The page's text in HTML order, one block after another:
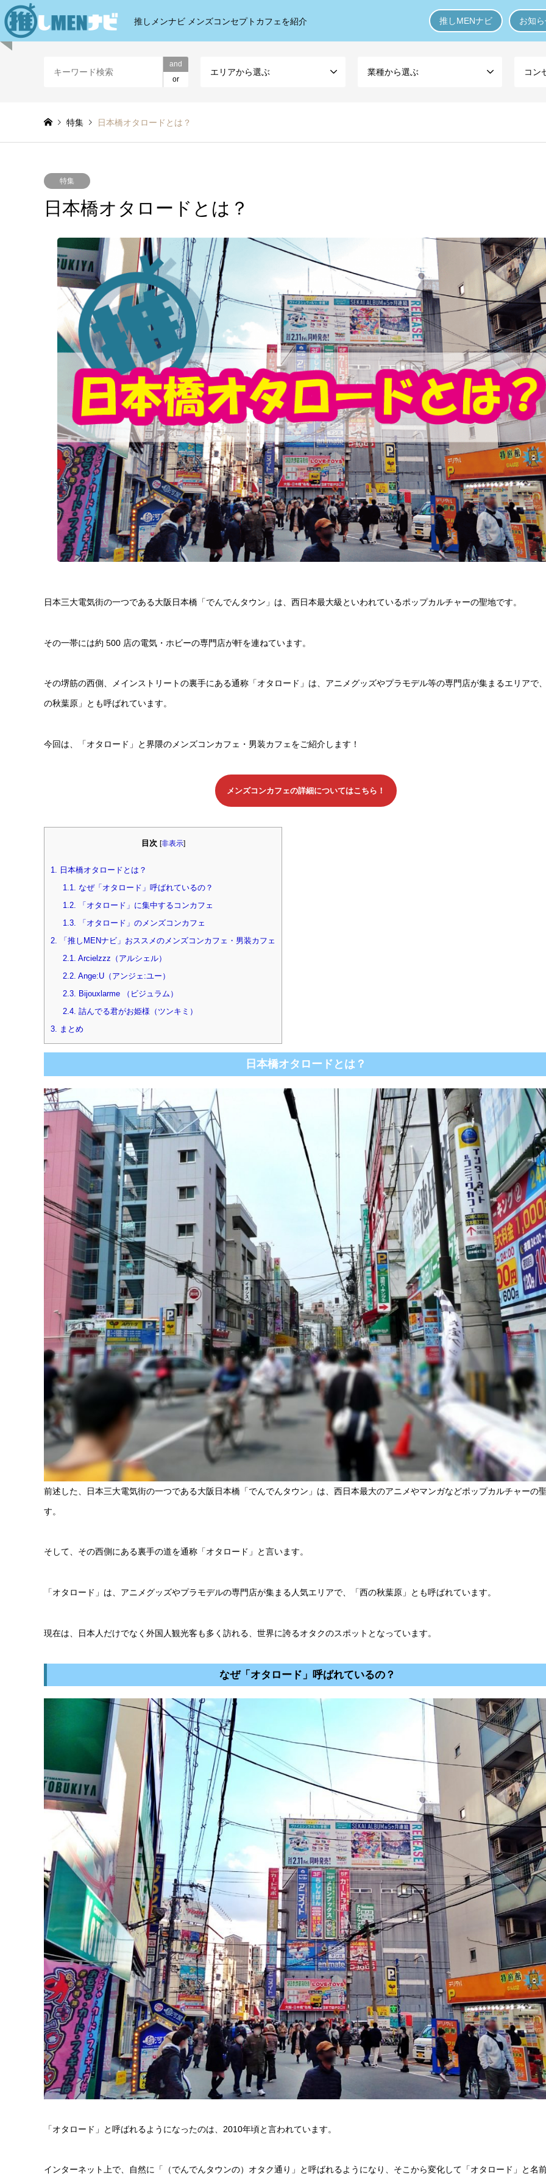
推しメンナビ メンズコンセプトカフェを紹介 推しMENナビ お知
and
or
エリアから選ぶ 業種から選ぶ コン
特集 日本橋オタロードとは？
特集
日本橋オタロードとは？
日本三大電気街の一つである大阪日本橋「でんでんタウン」は、西日本最大級といわれているポップカルチャーの聖地です。
その一帯には約 500 店の電気・ホビーの専門店が軒を連ねています。
その堺筋の西側、メインストリートの裏手にある通称「オタロード」は、アニメグッズやプラモデル等の専門店が集まるエリアで
の秋葉原」とも呼ばれています。
今回は、「オタロード」と界隈のメンズコンカフェ・男装カフェをご紹介します！
メンズコンカフェの詳細についてはこちら！
目次 [非表示]
1.
日本橋オタロードとは？
1.1.
なぜ「オタロード」呼ばれているの？
1.2.
「オタロード」に集中するコンカフェ
1.3.
「オタロード」のメンズコンカフェ
2.
「推しMENナビ」おススメのメンズコンカフェ・男装カフェ
2.1. Arcielzzz（アルシェル）
2.2. Ange:U（アンジェ:ユー）
2.3. Bijouxlarme （ビジュラム）
2.4. 詰んでる君がお姫様（ツンキミ）
3.
まとめ
日本橋オタロードとは？
前述した、日本三大電気街の一つである大阪日本橋「でんでんタウン」は、西日本最大のアニメやマンガなどポップカルチャーの
す。
そして、その西側にある裏手の道を通称「オタロード」と言います。
「オタロード」は、アニメグッズやプラモデルの専門店が集まる人気エリアで、「西の秋葉原」とも呼ばれています。
現在は、日本人だけでなく外国人観光客も多く訪れる、世界に誇るオタクのスポットとなっています。
なぜ「オタロード」呼ばれているの？
「オタロード」と呼ばれるようになったのは、2010年頃と言われています。
インターネット上で、自然に「（でんでんタウンの）オタク通り」と呼ばれるようになり、そこから変化して「オタロード」と名